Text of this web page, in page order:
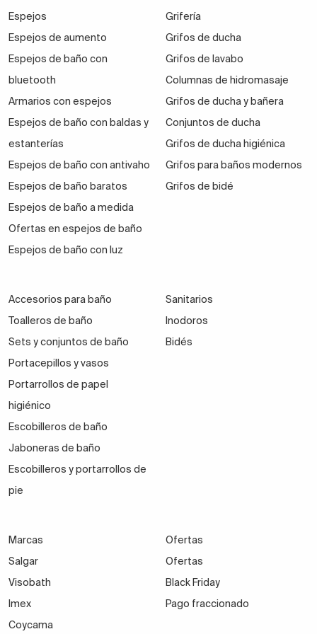
Espejos
Espejos de aumento
Espejos de baño con
bluetooth
Armarios con espejos
Espejos de baño con baldas y
estanterías
Espejos de baño con antivaho
Espejos de baño baratos
Espejos de baño a medida
Ofertas en espejos de baño
Espejos de baño con luz
Grifería
Grifos de ducha
Grifos de lavabo
Columnas de hidromasaje
Grifos de ducha y bañera
Conjuntos de ducha
Grifos de ducha higiénica
Grifos para baños modernos
Grifos de bidé
Accesorios para baño
Toalleros de baño
Sets y conjuntos de baño
Portacepillos y vasos
Portarrollos de papel
higiénico
Escobilleros de baño
Jaboneras de baño
Escobilleros y portarrollos de
pie
Sanitarios
Inodoros
Bidés
Marcas
Salgar
Visobath
Imex
Coycama
Ofertas
Ofertas
Black Friday
Pago fraccionado